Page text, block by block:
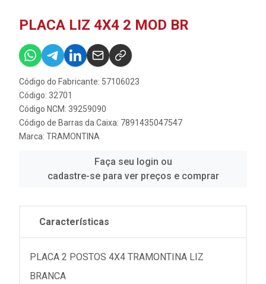
PLACA LIZ 4X4 2 MOD BR
Código do Fabricante: 57106023
Código: 32701
Código NCM: 39259090
Código de Barras da Caixa: 7891435047547
Marca: TRAMONTINA
Faça seu login ou
cadastre-se para ver preços e comprar
Características
PLACA 2 POSTOS 4X4 TRAMONTINA LIZ
BRANCA